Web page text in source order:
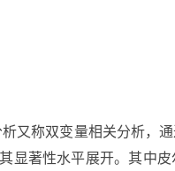
又称双变量相关分析，
显著性水平展开。其中